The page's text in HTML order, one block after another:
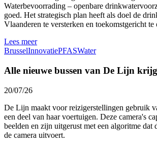
Waterbevoorrading – openbare
goed. Het strategisch plan heeft als doel de
Vlaanderen te versterken en toekomstgericht te
Lees meer
BrusselInnovatiePFASWater
Alle nieuwe bussen van De Lijn
20/07/26
De Lijn maakt voor reizigerstellingen gebruik
een deel van haar voertuigen. Deze camera's
beelden en zijn uitgerust met een algoritme dat
de camera uitvoert.